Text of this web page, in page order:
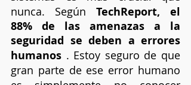
nunca. Según TechReport, el
88% de las amenazas a la
seguridad se deben a errores
humanos . Estoy seguro de que
gran parte de ese error humano